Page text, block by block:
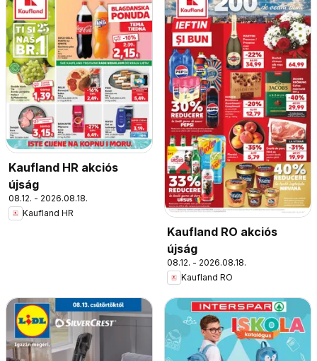
Kaufland HR akciós
újság
08.12. - 2026.08.18.
Kaufland HR
Kaufland RO akciós
újság
08.12. - 2026.08.18.
Kaufland RO